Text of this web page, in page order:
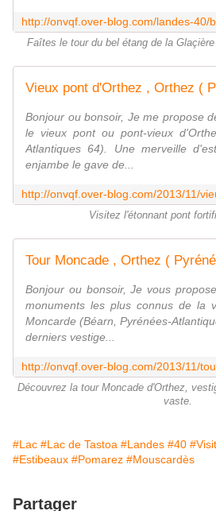
Faîtes le tour du bel étang de la
Bonjour ou bonsoir, Je me propose
le vieux pont ou pont-vieux
Atlantiques 64). Une merveille
enjambe le gave de...
Visitez l'étonnant pont
Bonjour ou bonsoir, Je vous
monuments les plus connus de la
Moncarde (Béarn, Pyrénées-
derniers vestige...
Découvrez la tour Moncade d'Orthez,
vaste.
#Lac #Lac de Tastoa #Landes #40
#Estibeaux #Pomarez #Mouscardès
Partager